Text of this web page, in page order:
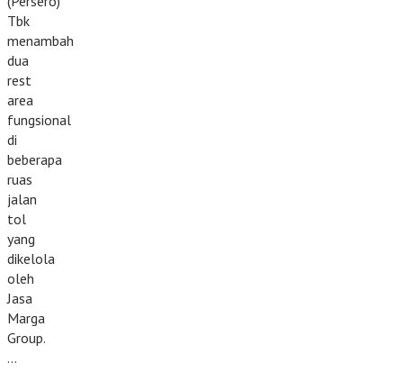
Tbk
menambah
dua
rest
area
fungsional
di
beberapa
ruas
jalan
tol
yang
dikelola
oleh
Jasa
Marga
Group.
…